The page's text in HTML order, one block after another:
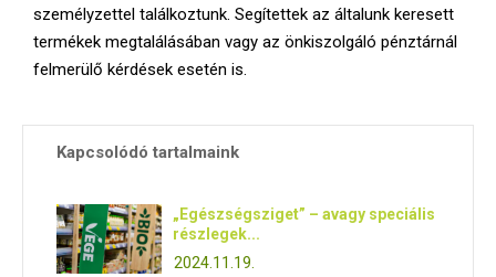
személyzettel találkoztunk. Segítettek az általunk keresett
termékek megtalálásában vagy az önkiszolgáló pénztárnál
felmerülő kérdések esetén is.
Kapcsolódó tartalmaink
„Egészségsziget” – avagy speciális
részlegek...
2024.11.19.